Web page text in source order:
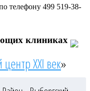
телефону 499 519-38-
клиниках
XXI век»